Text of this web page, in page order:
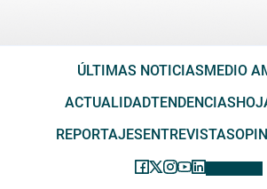
ÚLTIMAS NOTICIAS MEDIO
ACTUALIDADTENDENCIAS
REPORTAJES ENTREVISTAS